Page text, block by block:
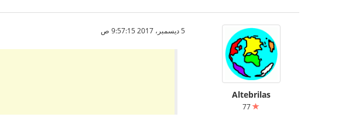
Altebrilas
5 ديسمبر، 2017 9:57:15 ص